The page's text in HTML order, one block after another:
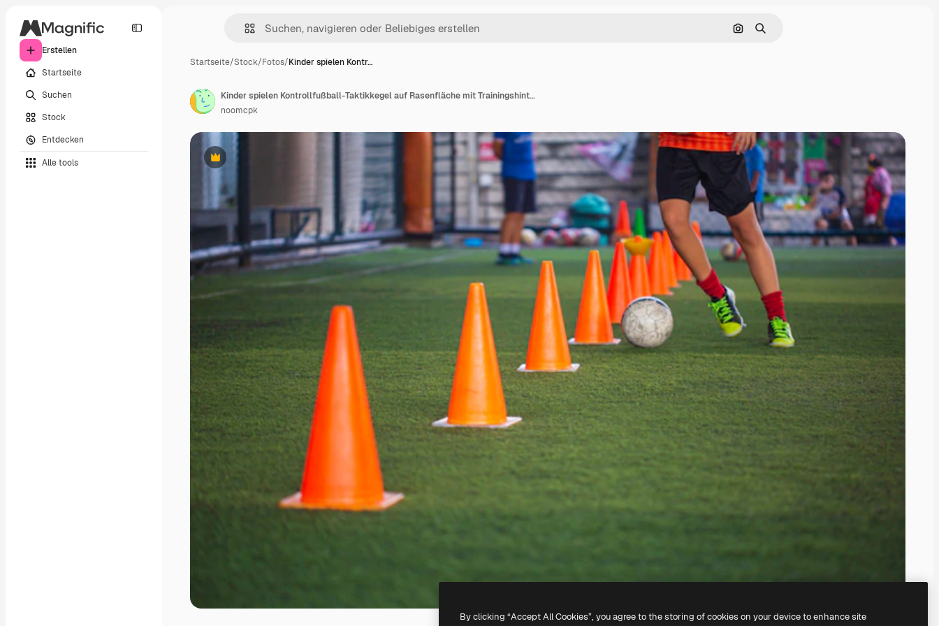
Erstellen
Startseite
Suchen
Stock
Entdecken
Alle tools
Nach Bild suchen
Suchen
Startseite/Stock/Fotos/Kinder spielen Kontr…
Premium
Kinder spielen Kontrollfußball-Taktikkegel auf Rasenfläche mit Trainingshintergrund. Ausbildung von Kindern im Fußball
noomcpk
By clicking “Accept All Cookies”, you agree to the storing of cookies on your device to enhance site